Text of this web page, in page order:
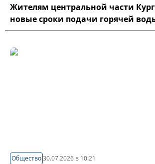
Жителям центральной части
новые сроки подачи горячей
Общество30.07.2026 в 10:21